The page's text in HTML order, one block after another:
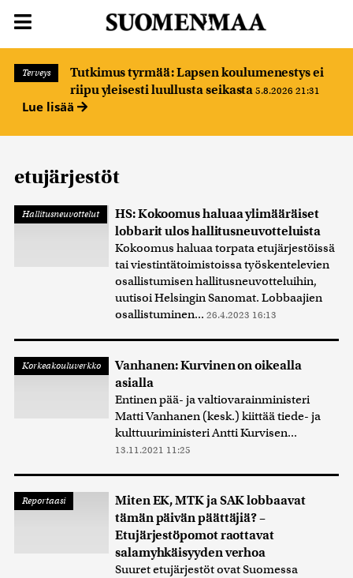
Terveys
Tutkimus tyrmää: Lapsen koulumenestys ei
riipu yleisesti luullusta seikasta 5.8.2026 21:31
Lue lisää
etujärjestöt
Hallitusneuvottelut
HS: Kokoomus haluaa ylimääräiset
lobbarit ulos hallitus­neuvotteluista
Kokoomus haluaa torpata etujärjestöissä
tai viestintätoimistoissa työskentelevien
osallistumisen hallitusneuvotteluihin,
uutisoi Helsingin Sanomat. Lobbaajien
osallistuminen... 26.4.2023 16:13
Korkeakouluverkko
Vanhanen: Kurvinen on oikealla
asialla
Entinen pää- ja valtiovarainministeri
Matti Vanhanen (kesk.) kiittää tiede- ja
kulttuuriministeri Antti Kurvisen...
13.11.2021 11:25
Reportaasi
Miten EK, MTK ja SAK lobbaavat
tämän päivän päättäjiä? –
Etujärjestöpomot raottavat
salamyhkäisyyden verhoa
Suuret etujärjestöt ovat Suomessa